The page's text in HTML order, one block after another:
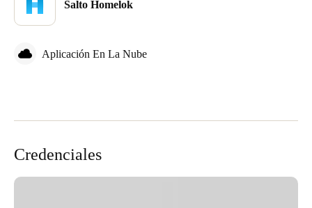
Salto Homelok
Aplicación En La Nube
Credenciales